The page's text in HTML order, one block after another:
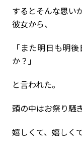
するとそんな思い
彼女から、
「また明日も明
か？」
と言われた。
頭の中はお祭り騒
嬉しくて、嬉しく